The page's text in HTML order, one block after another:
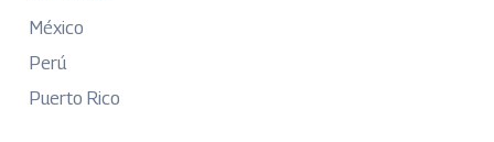
México
Perú
Puerto Rico